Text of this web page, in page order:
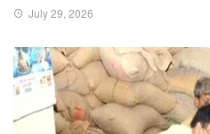
July 29, 2026